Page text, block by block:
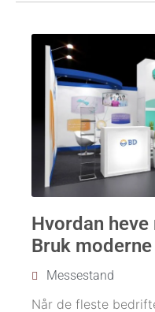
Hvordan
Bruk
Messestand
Når de fleste